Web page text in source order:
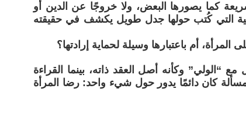
كما يصورها البعض، ولا خروجًا عن الدين أو
التي كُتب حولها جدل طويل يكشف في حقيقته
أم باعتبارها وسيلة لحماية إرادتها؟
“الولي” وكأنه أصل العقد ذاته، بينما القراءة
كان دائمًا يدور حول شيء واحد: رضا المرأة